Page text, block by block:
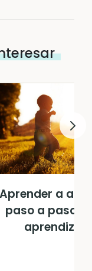
Aprender a
paso a paso
aprendizaje